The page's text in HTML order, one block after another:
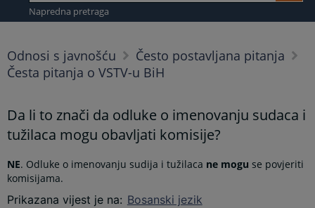
Napredna pretraga
Odnosi s javnošću
Često postavljana pitanja
Česta pitanja o VSTV-u BiH
Da li to znači da odluke o imenovanju sudaca i
tužilaca mogu obavljati komisije?
NE. Odluke o imenovanju sudija i tužilaca ne mogu se povjeriti
komisijama.
Prikazana vijest je na: Bosanski jezik